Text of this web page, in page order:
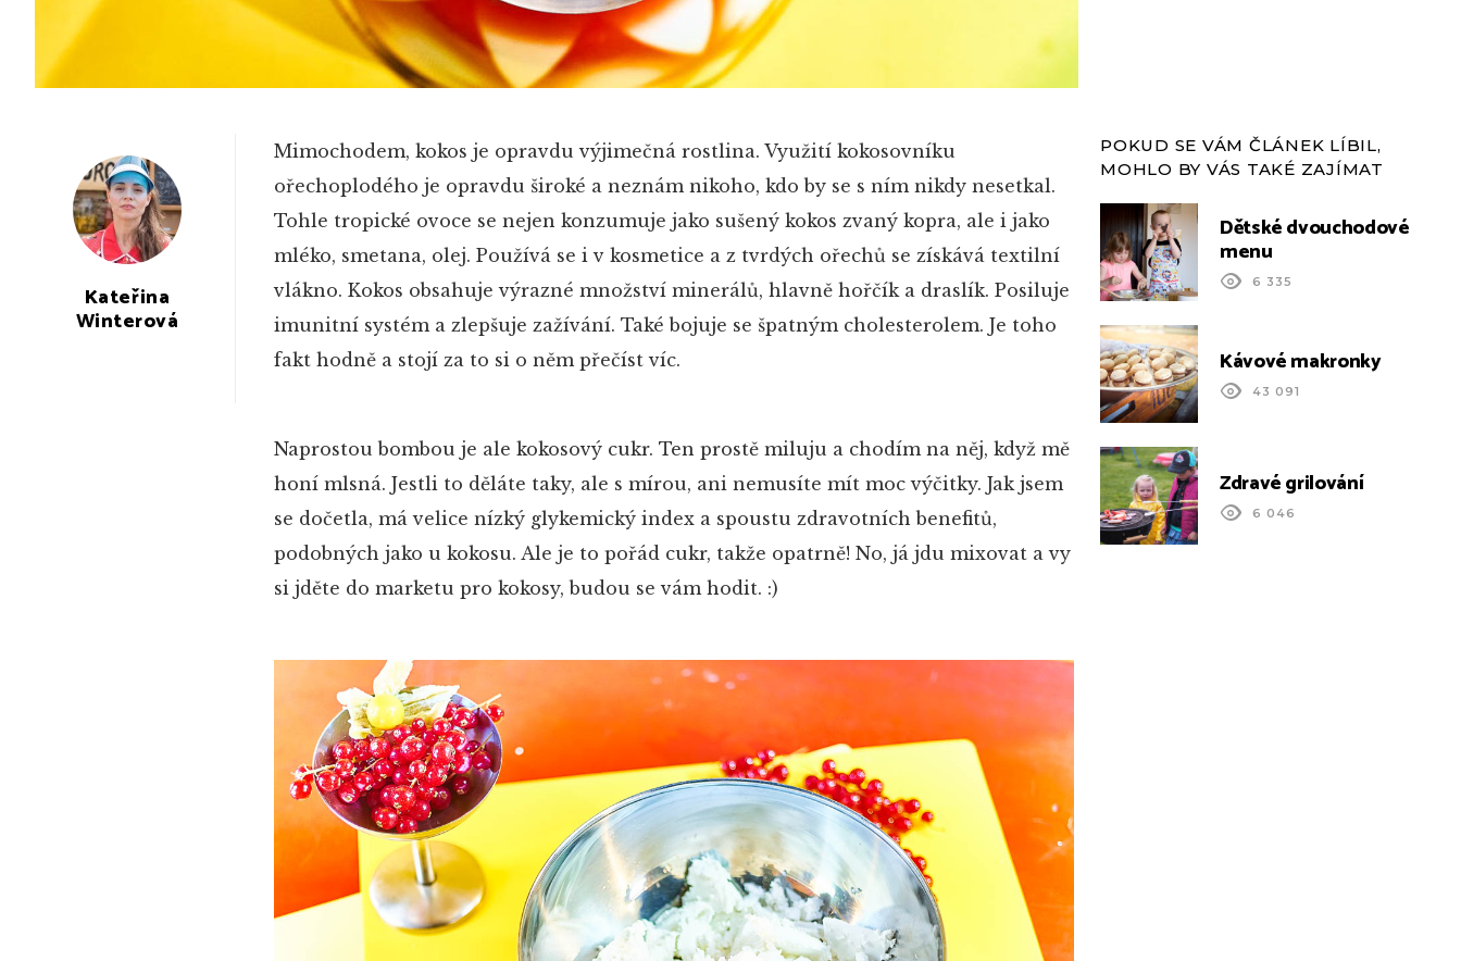
Kateřina
Winterová
Mimochodem, kokos je opravdu výjimečná rostlina. Využití kokosovníku
ořechoplodého je opravdu široké a neznám nikoho, kdo by se s ním nikdy nesetkal.
Tohle tropické ovoce se nejen konzumuje jako sušený kokos zvaný kopra, ale i jako
mléko, smetana, olej. Používá se i v kosmetice a z tvrdých ořechů se získává textilní
vlákno. Kokos obsahuje výrazné množství minerálů, hlavně hořčík a draslík. Posiluje
imunitní systém a zlepšuje zažívání. Také bojuje se špatným cholesterolem. Je toho
fakt hodně a stojí za to si o něm přečíst víc.
Naprostou bombou je ale kokosový cukr. Ten prostě miluju a chodím na něj, když mě
honí mlsná. Jestli to děláte taky, ale s mírou, ani nemusíte mít moc výčitky. Jak jsem
se dočetla, má velice nízký glykemický index a spoustu zdravotních benefitů,
podobných jako u kokosu. Ale je to pořád cukr, takže opatrně! No, já jdu mixovat a vy
si jděte do marketu pro kokosy, budou se vám hodit. :)
POKUD SE VÁM ČLÁNEK LÍBIL,
MOHLO BY VÁS TAKÉ ZAJÍMAT
Dětské dvouchodové
menu
6 335
Kávové makronky
43 091
Zdravé grilování
6 046